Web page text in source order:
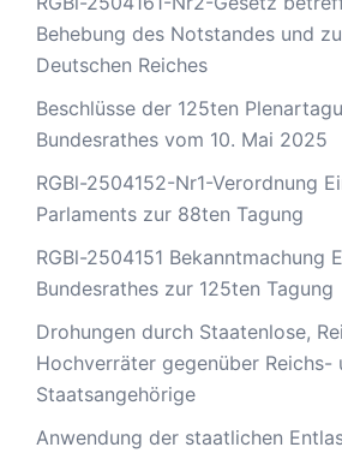
Behebung des Notstandes und
Deutschen Reiches
Beschlüsse der 125ten
Bundesrathes vom 10. Mai 2025
RGBl-2504152-Nr1-Verordnung
Parlaments zur 88ten Tagung
RGBl-2504151 Bekanntmachung
Bundesrathes zur 125ten Tagung
Drohungen durch Staatenlose,
Hochverräter gegenüber Reichs-
Staatsangehörige
Anwendung der staatlichen